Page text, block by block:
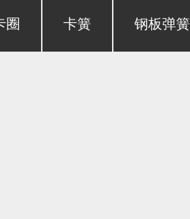
圈 卡簧 钢板弹簧